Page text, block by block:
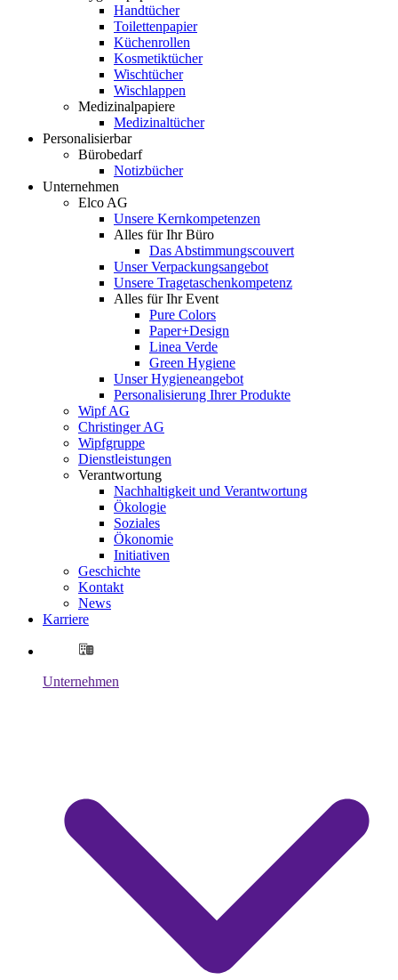
Handtücher
Toilettenpapier
Küchenrollen
Kosmetiktücher
Wischtücher
Wischlappen
Medizinalpapiere
Medizinaltücher
Personalisierbar
Bürobedarf
Notizbücher
Unternehmen
Elco AG
Unsere Kernkompetenzen
Alles für Ihr Büro
Das Abstimmungscouvert
Unser Verpackungsangebot
Unsere Tragetaschenkompetenz
Alles für Ihr Event
Pure Colors
Paper+Design
Linea Verde
Green Hygiene
Unser Hygieneangebot
Personalisierung Ihrer Produkte
Wipf AG
Christinger AG
Wipfgruppe
Dienstleistungen
Verantwortung
Nachhaltigkeit und Verantwortung
Ökologie
Soziales
Ökonomie
Initiativen
Geschichte
Kontakt
News
Karriere
Unternehmen